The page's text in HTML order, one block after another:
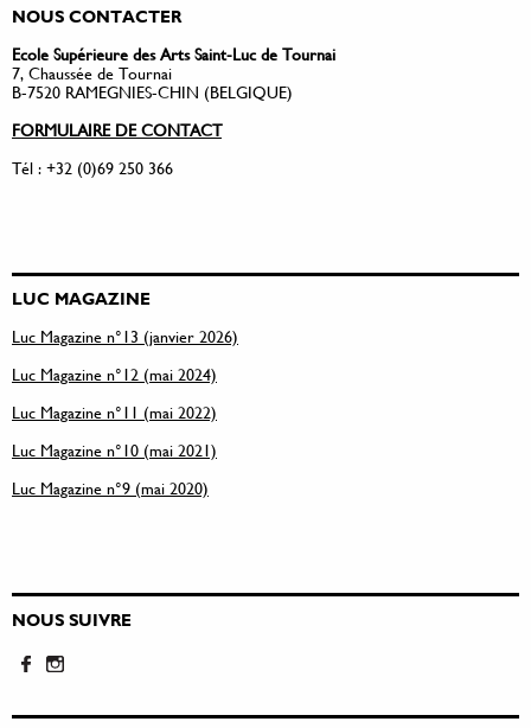
NOUS CONTACTER
Ecole Supérieure des Arts Saint-Luc de Tournai
7, Chaussée de Tournai
B-7520 RAMEGNIES-CHIN (BELGIQUE)
FORMULAIRE DE CONTACT
Tél : +32 (0)69 250 366
LUC MAGAZINE
Luc Magazine n°13 (janvier 2026)
Luc Magazine n°12 (mai 2024)
Luc Magazine n°11 (mai 2022)
Luc Magazine n°10 (mai 2021)
Luc Magazine n°9 (mai 2020)
NOUS SUIVRE